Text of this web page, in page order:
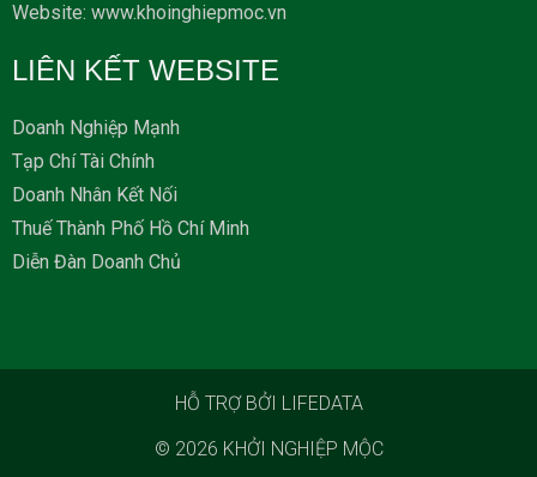
Website: www.khoinghiepmoc.vn
LIÊN KẾT WEBSITE
Doanh Nghiệp Mạnh
Tạp Chí Tài Chính
Doanh Nhân Kết Nối
Thuế Thành Phố Hồ Chí Minh
Diễn Đàn Doanh Chủ
HỖ TRỢ BỞI LIFEDATA
© 2026 KHỞI NGHIỆP MỘC